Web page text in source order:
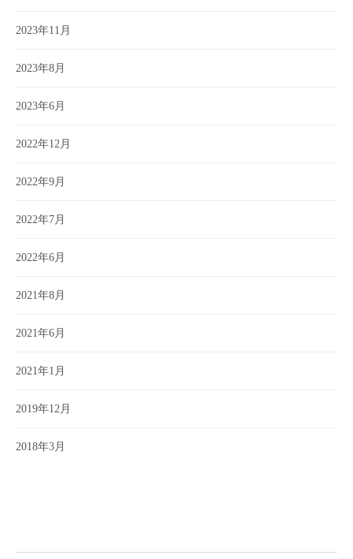
2023年11月
2023年8月
2023年6月
2022年12月
2022年9月
2022年7月
2022年6月
2021年8月
2021年6月
2021年1月
2019年12月
2018年3月